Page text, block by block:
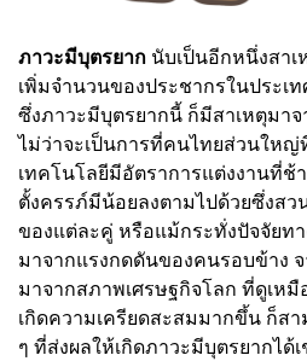
ภาวะมีบุตรยาก นับเป็นอีกหนึ่งสา
เพิ่มจำนวนของประชากรในประเ
ซึ่งภาวะมีบุตรยากนี้ ก็มีสาเหตุมา
ไม่ว่าจะเป็นการที่คนไทยส่วนให
เทคโนโลยีมีอัตราการแต่งงานที่ช้
ตั้งครรภ์มีน้อยลงตามไปด้วยซึ่งส
ของแต่ละคู่ หรือแม้กระทั่งปัจจัยท
มาจากแรงกดดันของคนรอบข้าง
มาจากสภาพเศรษฐกิจโลก ที่ดูเหมื
เกิดความเครียดสะสมมากขึ้น ก็ส
ๆ ที่ส่งผลให้เกิดภาวะมีบุตรยากได้